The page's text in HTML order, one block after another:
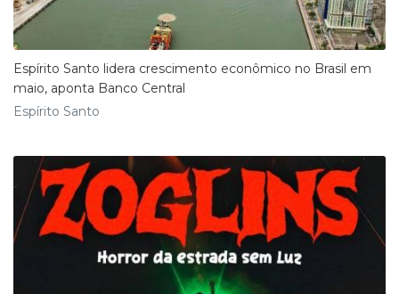
Espírito Santo lidera crescimento econômico no Brasil em
maio, aponta Banco Central
Espírito Santo